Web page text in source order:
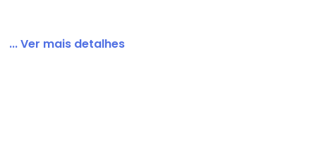
... Ver mais detalhes